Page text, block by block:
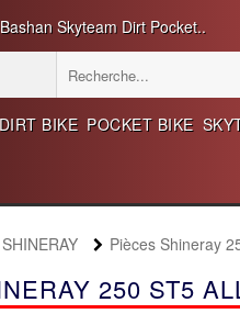
Skyteam Dirt Pocket..
DIRT BIKE POCKET BIKE
Pièces Shineray
250 ST5